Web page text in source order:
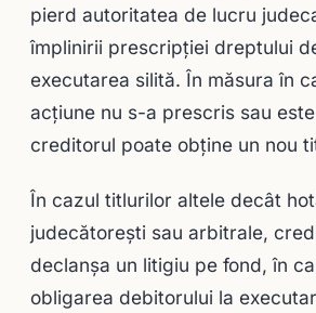
pierd autoritatea de lucru
împlinirii prescripţiei dreptului
executarea silită. În măsura în
acţiune nu s-a prescris sau
creditorul poate obţine un nou
În cazul titlurilor altele decât
judecătoreşti sau arbitrale,
declanşa un litigiu pe fond, în
obligarea debitorului la